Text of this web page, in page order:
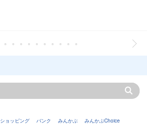
ショッピング バンク みんかぶ みんかぶChoice